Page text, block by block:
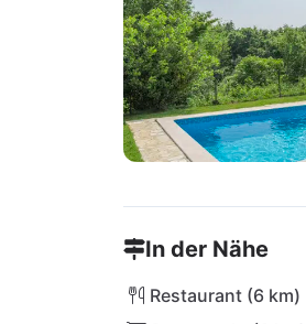
In der Nähe
Restaurant (6 km)